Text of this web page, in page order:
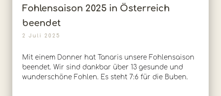
Fohlensaison 2025 in Österreich
beendet
2 Juli 2025
Mit einem Donner hat Tanaris unsere Fohlensaison
beendet. Wir sind dankbar über 13 gesunde und
wunderschöne Fohlen. Es steht 7:6 für die Buben.